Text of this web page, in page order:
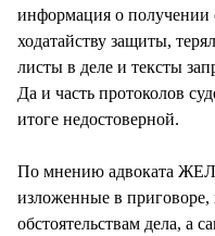
информация о получении
ходатайству защиты,
листы в деле и тексты
Да и часть протоколов
итоге недостоверной.
По мнению адвоката
изложенные в приговоре,
обстоятельствам дела, а